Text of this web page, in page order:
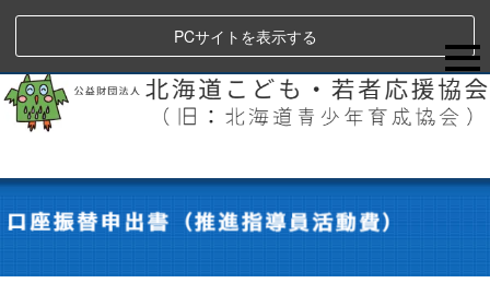
PCサイトを表示する